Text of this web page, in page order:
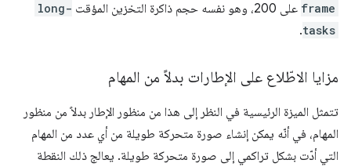
frame على 200، وهو نفسه حجم ذاكرة التخزين المؤقت
long-
tasks
.
مزايا الاطّلاع على الإطارات بدلاً من المهام
تتمثل الميزة الرئيسية في النظر إلى هذا من منظور الإطار بدلاً من منظور
المهام، في أنّه يمكن إنشاء صورة متحركة طويلة من أي عدد من المهام
التي أدّت بشكل تراكمي إلى صورة متحركة طويلة. يعالج ذلك النقطة